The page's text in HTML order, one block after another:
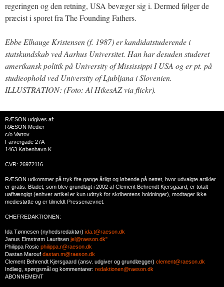
regeringen og den retning, USA bevæger sig i. Dermed følger de
præcist i sporet fra The Founding Fathers.
Ebbe Elhauge Kristensen (f. 1987) er kandidatstuderende i
statskundskab ved Aarhus Universitet. Han har desuden studeret
amerikansk politik på University of Mississippi I USA og er pt. på
studieophold ved University of Ljubljana i Slovenien.
ILLUSTRATION: (Foto: Al HikesAZ via flickr).
RÆSON udgives af:
RÆSON Medier
c/o Vartov
Farvergade 27A
1463 København K
CVR: 26972116
RÆSON udkommer på tryk fire gange årligt og løbende på nettet, hvor udvalgte artikler
er gratis. Bladet, som blev grundlagt i 2002 af Clement Behrendt Kjersgaard, er totalt
uafhængigt (enhver artikel er kun udtryk for skribentens holdninger), modtager ikke
mediestøtte og er tilmeldt Pressenævnet.
CHEFREDAKTIONEN:
Ida Tønnesen (nyhedsredaktør) ida.t@raeson.dk
Janus Elmstrøm Lauritsen jel@raeson.dk"
Philippa Rosic philippa.r@raeson.dk
Dastan Marouf dastan.m@raeson.dk
Clement Behrendt Kjersgaard (ansv. udgiver og grundlægger) clement@raeson.dk
Indlæg, spørgsmål og kommentarer: redaktionen@raeson.dk
ABONNEMENT